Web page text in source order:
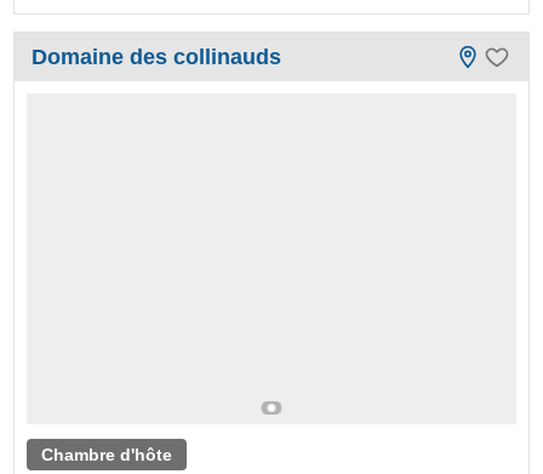
Domaine des collinauds
Chambre d'hôte